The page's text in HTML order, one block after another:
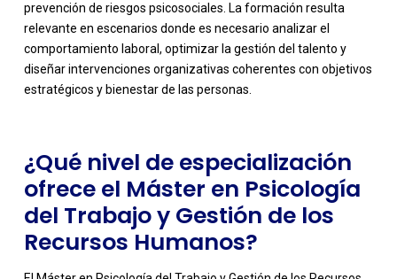
prevención de riesgos psicosociales. La formación resulta
relevante en escenarios donde es necesario analizar el
comportamiento laboral, optimizar la gestión del talento y
diseñar intervenciones organizativas coherentes con objetivos
estratégicos y bienestar de las personas.
-
¿Qué nivel de especialización
ofrece el Máster en Psicología
del Trabajo y Gestión de los
Recursos Humanos?